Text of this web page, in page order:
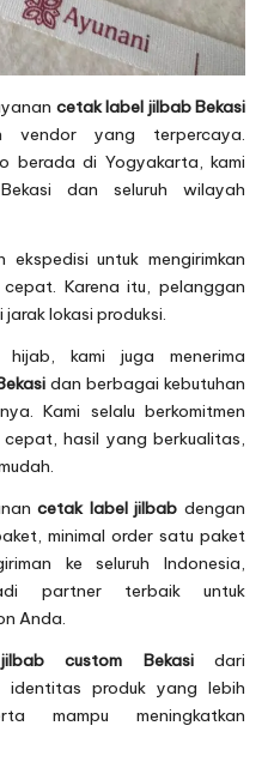
cetak label jilbab Bekasi
vendor yang terpercaya.
berada di Yogyakarta, kami
dan seluruh wilayah
untuk mengirimkan
Karena itu, pelanggan
lokasi produksi.
hijab, kami juga menerima
dan berbagai kebutuhan
Kami selalu berkomitmen
hasil yang berkualitas,
cetak label jilbabdengan
minimal order satu paket
ke seluruh Indonesia,
partner terbaik untuk
Anda.
custom Bekasidari
identitas produk yang lebih
mampu meningkatkan